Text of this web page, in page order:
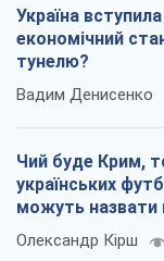
Україна
економічний
тунелю?
Вадим Денисенко
Чий буде Крим,
українських
можуть назвати
Олександр Кірш